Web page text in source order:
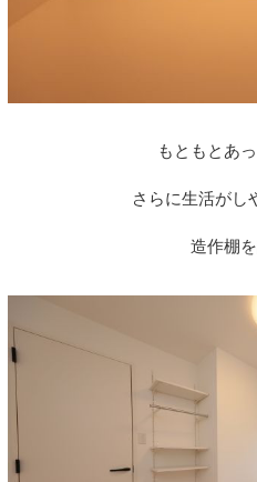
もともとあ
さらに生活がし
造作棚を